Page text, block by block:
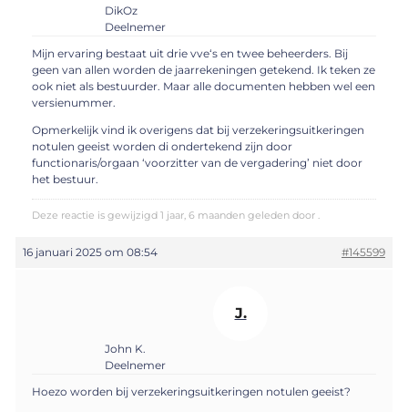
DikOz
Deelnemer
Mijn ervaring bestaat uit drie vve‘s en twee beheerders. Bij
geen van allen worden de jaarrekeningen getekend. Ik teken ze
ook niet als bestuurder. Maar alle documenten hebben wel een
versienummer.
Opmerkelijk vind ik overigens dat bij verzekeringsuitkeringen
notulen geeist worden di ondertekend zijn door
functionaris/orgaan ‘voorzitter van de vergadering’ niet door
het bestuur.
Deze reactie is gewijzigd 1 jaar, 6 maanden geleden door .
16 januari 2025 om 08:54 #145599
J.
John K.
Deelnemer
Hoezo worden bij verzekeringsuitkeringen notulen geeist?